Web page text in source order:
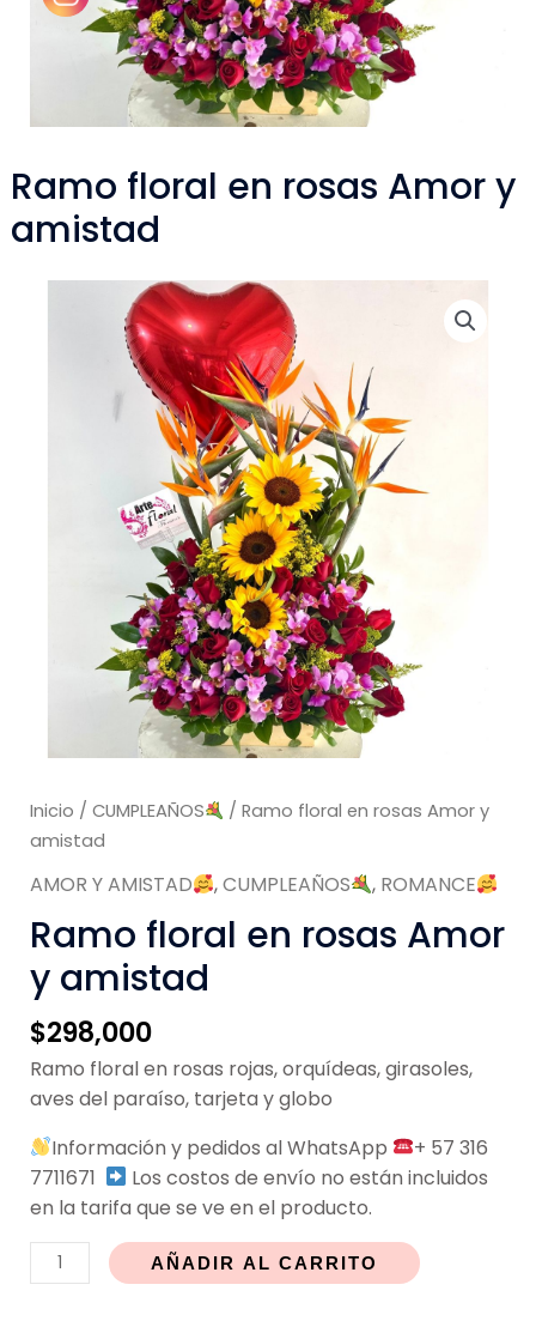
Ramo floral en rosas Amor y
amistad
Inicio / CUMPLEAÑOS
/ Ramo floral en rosas Amor y
amistad
AMOR Y AMISTAD ,CUMPLEAÑOS , ROMANCE
Ramo floral en rosas Amor
y amistad
$298,000
Ramo floral en rosas rojas, orquídeas, girasoles,
aves del paraíso, tarjeta y globo
Información y pedidos al WhatsApp
+ 57 316
7711671
Los costos de envío no están incluidos
en la tarifa que se ve en el producto.
AÑADIR AL CARRITO